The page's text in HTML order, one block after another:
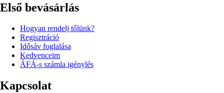
Első bevásárlás
Hogyan rendelj tőlünk?
Regisztráció
Idősáv foglalása
Kedvenceim
ÁFÁ-s számla igénylés
Kapcsolat